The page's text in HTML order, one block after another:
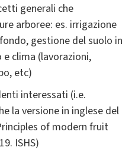
generali che
arboree: es. irrigazione
gestione del suolo in
clima (lavorazioni,
etc)
interessati (i.e.
la versione in inglese del
of modern fruit
ISHS)